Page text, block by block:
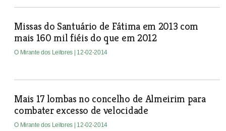
Missas do Santuário de Fátima em 2013 com
mais 160 mil fiéis do que em 2012
O Mirante dos Leitores | 12-02-2014
Mais 17 lombas no concelho de Almeirim para
combater excesso de velocidade
O Mirante dos Leitores | 12-02-2014